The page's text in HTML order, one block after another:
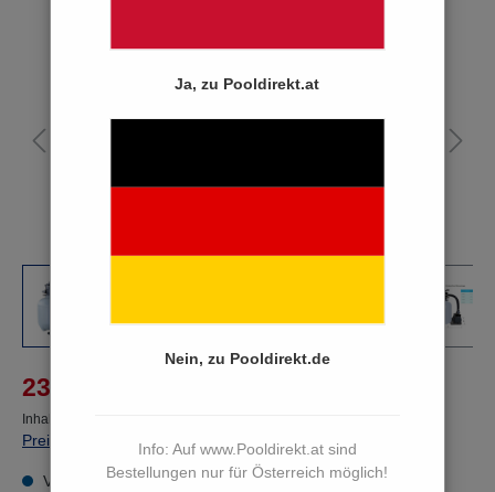
Ja, zu Pooldirekt.at
Nein, zu Pooldirekt.de
Info: Auf www.Pooldirekt.at sind
Bestellungen nur für Österreich möglich!
237,00 €*
Inhalt:
Preise inkl. MwSt. zzgl. Versandkosten
Versandkostenfreie Lieferung innerhalb Österreichs und